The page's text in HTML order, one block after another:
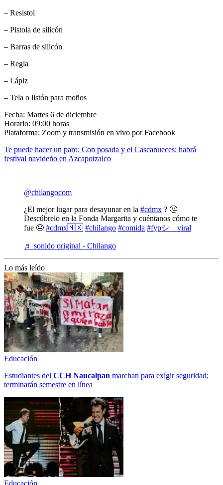
– Resistol
– Pistola de silicón
– Barras de silicón
– Regla
– Lápiz
– Tela o listón para moños
Fecha: Martes 6 de diciembre
Horario: 09:00 horas
Plataforma: Zoom y transmisión en vivo por Facebook
Te puede hacer un paro: Con posada y el Cascanueces: habrá
festival navideño en Azcapotzalco
@chilangocom
¿El mejor lugar para desayunar en la #cdmx ? 🤔
Descúbrelo en la Fonda Margarita y cuéntanos cómo te
fue 🤤 #cdmx🇲🇽 #chilango #comida #fypシ゚viral
♬ sonido original - Chilango
Lo más leído
Educación
Estudiantes del CCH Naucalpan marchan para exigir seguridad;
terminarán semestre en línea
Educación